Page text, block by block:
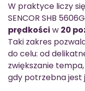
W praktyce liczy
SENCOR SHB
prędkości w 20
Taki zakres
do celu: od
zwiększanie
gdy potrzebna jest